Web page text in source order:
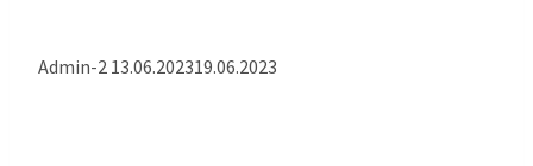
Admin-2 13.06.202319.06.2023